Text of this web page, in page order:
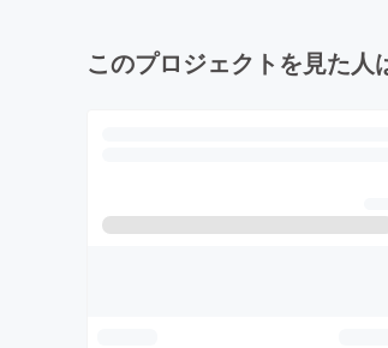
このプロジェクトを見た